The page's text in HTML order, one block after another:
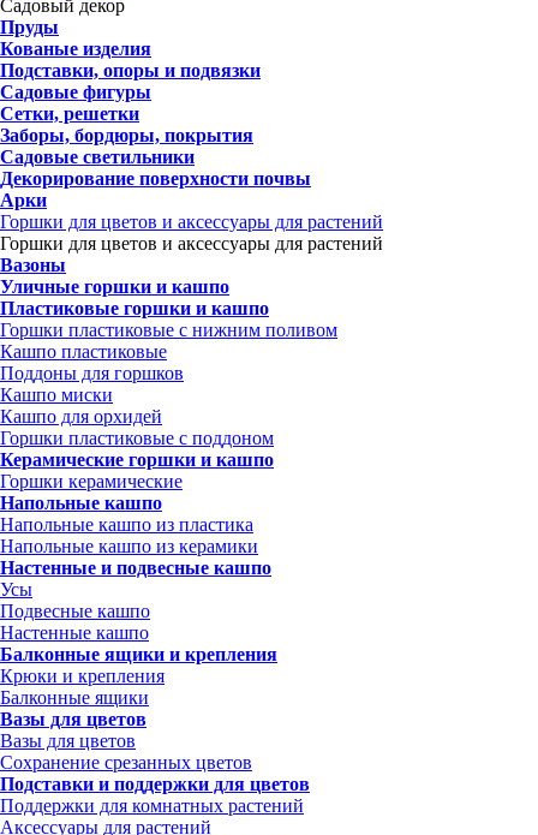
Садовый декор
Пруды
Кованые изделия
Подставки, опоры и подвязки
Садовые фигуры
Сетки, решетки
Заборы, бордюры, покрытия
Садовые светильники
Декорирование поверхности почвы
Арки
Горшки для цветов и аксессуары для растений
Горшки для цветов и аксессуары для растений
Вазоны
Уличные горшки и кашпо
Пластиковые горшки и кашпо
Горшки пластиковые с нижним поливом
Кашпо пластиковые
Поддоны для горшков
Кашпо миски
Кашпо для орхидей
Горшки пластиковые с поддоном
Керамические горшки и кашпо
Горшки керамические
Напольные кашпо
Напольные кашпо из пластика
Напольные кашпо из керамики
Настенные и подвесные кашпо
Усы
Подвесные кашпо
Настенные кашпо
Балконные ящики и крепления
Крюки и крепления
Балконные ящики
Вазы для цветов
Вазы для цветов
Сохранение срезанных цветов
Подставки и поддержки для цветов
Поддержки для комнатных растений
Аксессуары для растений